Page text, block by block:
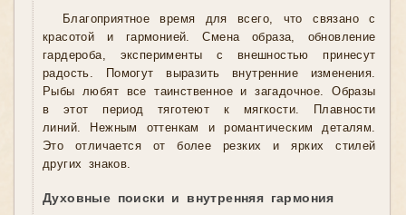
Благоприятное время для всего, что связано с
красотой и гармонией. Смена образа, обновление
гардероба, эксперименты с внешностью принесут
радость. Помогут выразить внутренние изменения.
Рыбы любят все таинственное и загадочное. Образы
в этот период тяготеют к мягкости. Плавности
линий. Нежным оттенкам и романтическим деталям.
Это отличается от более резких и ярких стилей
других знаков.
Духовные поиски и внутренняя гармония